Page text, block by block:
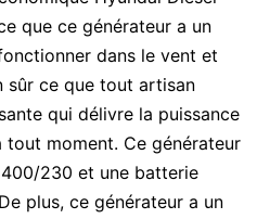
que ce générateur a un
dans le vent et
sûr ce que tout artisan
qui délivre la puissance
moment. Ce générateur
230 et une batterie
plus, ce générateur a un